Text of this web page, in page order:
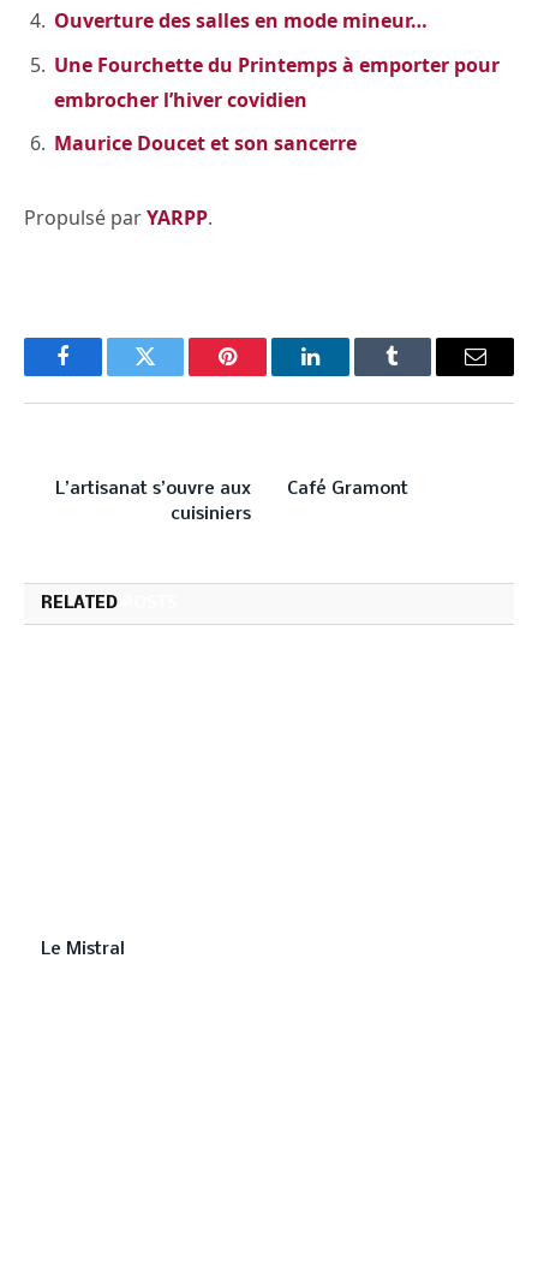
Ouverture des salles en mode mineur…
Une Fourchette du Printemps à emporter pour
embrocher l’hiver covidien
Maurice Doucet et son sancerre
Propulsé parYARPP.
FacebookTwitter Pinterest LinkedInTumblr Email
L’artisanat s’ouvre aux
cuisiniers
Café Gramont
RELATED
Le Mistral